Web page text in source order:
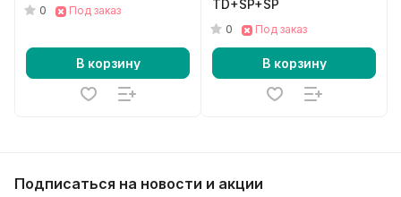
0 Под заказ
В корзину
TD+SP+SP
0 Под заказ
В корзину
Подписаться на новости и акции